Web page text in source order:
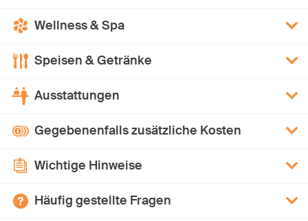
Wellness & Spa
Speisen & Getränke
Ausstattungen
Gegebenenfalls zusätzliche Kosten
Wichtige Hinweise
Häufig gestellte Fragen